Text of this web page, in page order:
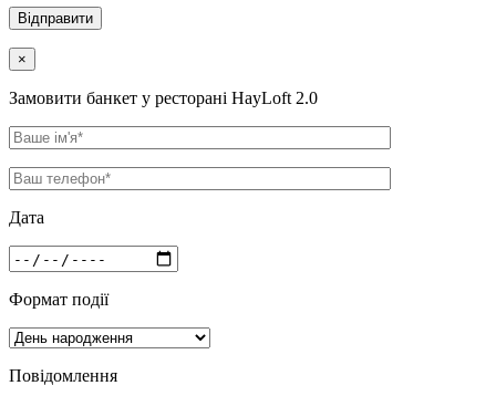
×
Замовити банкет у ресторані HayLoft 2.0
Дата
Формат події
Повідомлення